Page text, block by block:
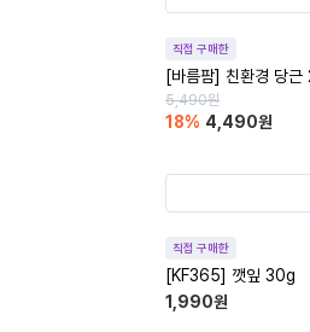
직접 구매한
[바름팜] 친환경 당근
5,490원
18% 4,490원
직접 구매한
[KF365] 깻잎 30g
1,990원